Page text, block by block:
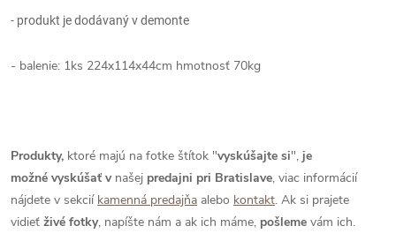
- produkt je dodávaný v demonte
- balenie: 1ks 224x114x44cm hmotnosť 70kg
Produkty, ktoré majú na fotke štítok "vyskúšajte si", je
možné vyskúšať v našej predajni pri Bratislave, viac informácií
nájdete v sekcií kamenná predajňa alebo kontakt. Ak si prajete
vidieť živé fotky, napíšte nám a ak ich máme, pošleme vám ich.